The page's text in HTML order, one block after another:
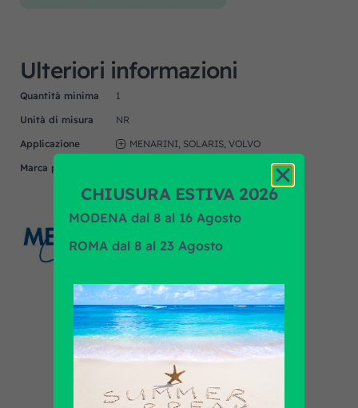
Ulteriori informazioni
Quantità minima
1
Unità di misura
NR
Applicazione
MENARINI, SOLARIS, VOLVO
Marca prodotto
Scopri tutti i prodotti
CHIUSURA ESTIVA 2026
MODENA dal 8 al 16 Agosto
ROMA dal 8 al 23 Agosto